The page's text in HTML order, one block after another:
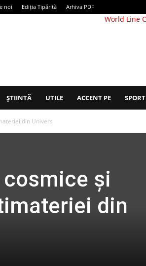
noi Ediția Tipărită Arhiva PDF
ȘTIINTĂ UTILE ACCENT PE SPORT
din Univers
și
din